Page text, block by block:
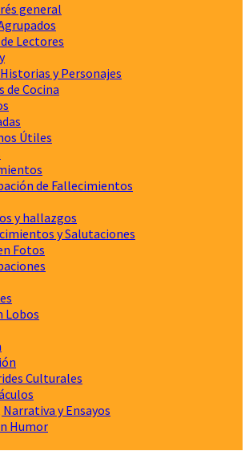
general
Lectores
y Personajes
de Cocina
Útiles
de Fallecimientos
y hallazgos
y Salutaciones
Fotos
Lobos
Culturales
Narrativa y Ensayos
Humor